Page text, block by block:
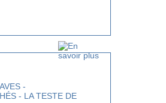
-
- LA TESTE DE